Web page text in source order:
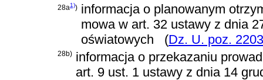
28a1)) informacja o planowanym
mowa w art. 32 ustawy z dnia
oświatowych
(Dz. U. poz. 2203
28b) informacja o przekazaniu
art. 9 ust. 1 ustawy z dnia 14